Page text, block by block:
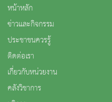
หน้าหลัก
ข่าวและกิจกรรม
ประชาชนควรรู้
ติดต่อเรา
เกี่ยวกับหน่วยงาน
คลังวิชาการ